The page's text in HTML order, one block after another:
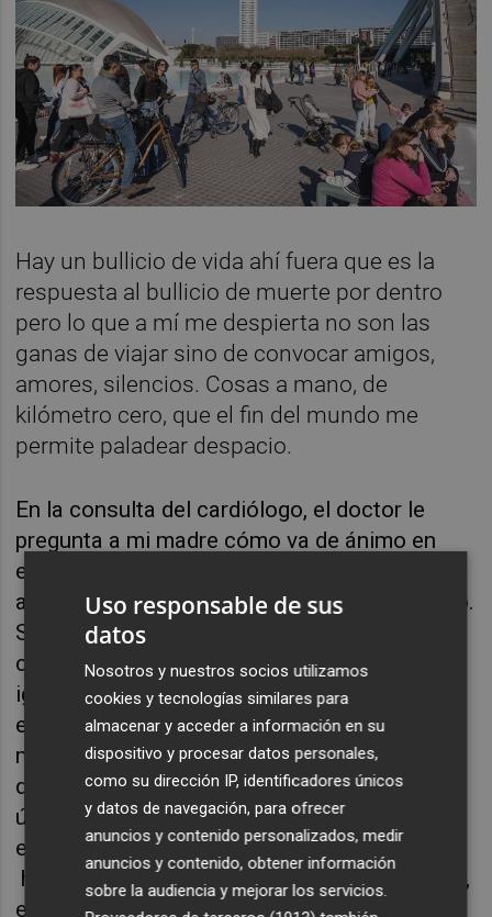
Hay un bullicio de vida ahí fuera que es la
respuesta al bullicio de muerte por dentro
pero lo que a mí me despierta no son las
ganas de viajar sino de convocar amigos,
amores, silencios. Cosas a mano, de
kilómetro cero, que el fin del mundo me
permite paladear despacio.
En la consulta del cardiólogo, el doctor le
pregunta a mi madre cómo va de ánimo en
estos días de guerra y cambio climático. Los
alemanes lo llamanWeltweh: dolor del mundo.
Se ha convertido en la coletilla, la pequeña
cortesía, la forma de mostrar que se es un
igual con el desconocido que comparte
espacio y se borrará enseguida, visitas
médicas, ascensores, espera en la fila. ¿De
qué hablábamos antes?, ¿del fútbol?, ¿de la
última tonadillera divorciada? Lo más común
es que nos encojamos de hombros:
hundimos los ojos y buscamos dentro, cerca,
en nuestro pequeño patio interior. ¿Qué otra
Uso responsable de sus
datos
Nosotros y nuestros socios utilizamos
cookies y tecnologías similares para
almacenar y acceder a información en su
dispositivo y procesar datos personales,
como su dirección IP, identificadores únicos
y datos de navegación, para ofrecer
anuncios y contenido personalizados, medir
anuncios y contenido, obtener información
sobre la audiencia y mejorar los servicios.